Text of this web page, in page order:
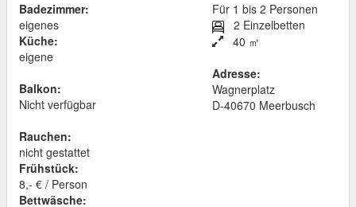
Badezimmer:
eigenes
Küche:
eigene
Balkon:
Nicht verfügbar
Rauchen:
nicht gestattet
Frühstück:
8,- € / Person
Bettwäsche:
Für 1 bis 2 Personen
2 Einzelbetten
40 ㎡
Adresse:
Wagnerplatz
D-40670 Meerbusch